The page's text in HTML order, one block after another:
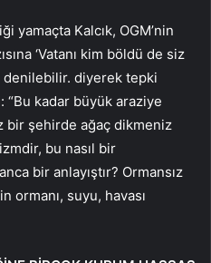
yamaçta Kalcık, OGM’nin
‘Vatanı kim böldü de siz
denilebilir. diyerek tepki
kadar büyük araziye
bir şehirde ağaç dikmeniz
bu nasıl bir
bir anlayıştır? Ormansız
ormanı, suyu, havası